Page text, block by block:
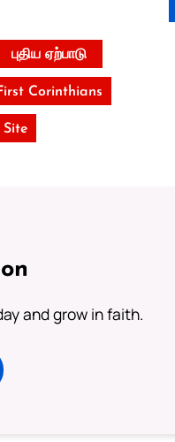
புதிய ஏற்பாடு
Corinthians
and grow in faith.